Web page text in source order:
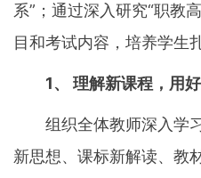
系”；通过深入研究“职教
目和考试内容，培养学生
1、 理解新课程，用
组织全体教师深入学
新思想、课标新解读、教